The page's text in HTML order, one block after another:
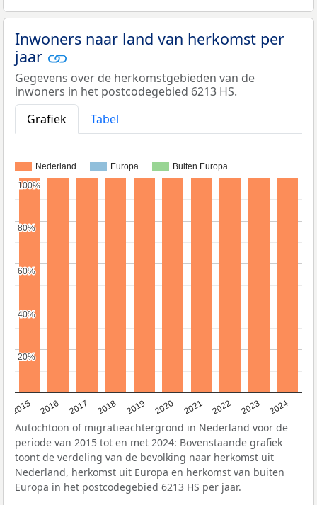
Inwoners naar land van herkomst per
jaar
Gegevens over de herkomstgebieden van de
inwoners in het postcodegebied 6213 HS.
Grafiek
Tabel
Nederland Europa Buiten Europa
2015 2016 2017 2018 2019 2020 2021 2022 2023 2024
20%
20%
40%
40%
60%
60%
80%
80%
100%
100%
Autochtoon of migratieachtergrond in Nederland voor de
periode van 2015 tot en met 2024: Bovenstaande grafiek
toont de verdeling van de bevolking naar herkomst uit
Nederland, herkomst uit Europa en herkomst van buiten
Europa in het postcodegebied 6213 HS per jaar.